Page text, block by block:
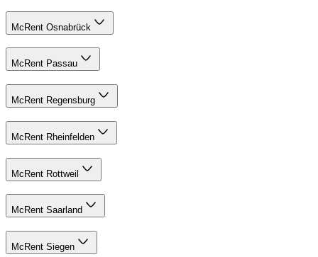
McRent Osnabrück
McRent Passau
McRent Regensburg
McRent Rheinfelden
McRent Rottweil
McRent Saarland
McRent Siegen